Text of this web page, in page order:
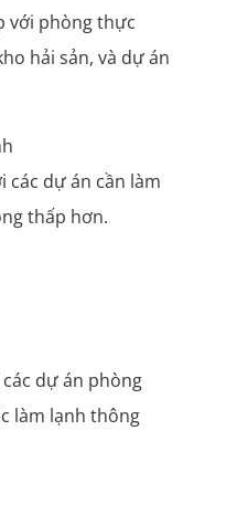
với phòng thực
hải sản, và dự án
các dự án cần làm
thấp hơn.
dự án phòng
làm lạnh thông